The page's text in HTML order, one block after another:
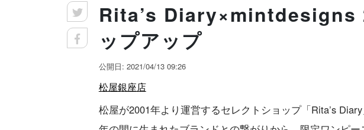
Rita’s Diary×mintdesigns
ップアップ
公開日: 2021/04/13 09:26
松屋銀座店
松屋が2001年より運営するセレクトショップ「Rita’s